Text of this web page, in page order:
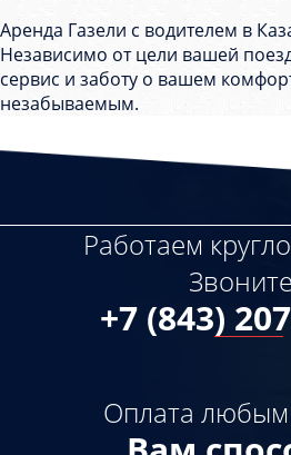
Аренда Газели с водителем в
Независимо от цели вашей
сервис и заботу о вашем
незабываемым.
Работаем
+7 (843)
Оплата